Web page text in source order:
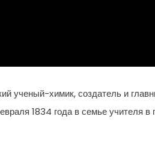
ученый-химик, создатель и
1834 года в семье учителя в